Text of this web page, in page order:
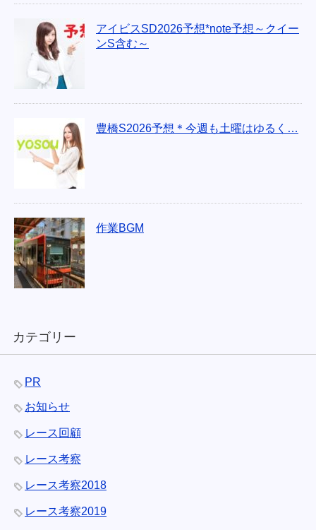
アイビスSD2026予想*note予想～クイー
ンS含む～
豊橋S2026予想＊今週も土曜はゆるく…
作業BGM
カテゴリー
PR
お知らせ
レース回顧
レース考察
レース考察2018
レース考察2019